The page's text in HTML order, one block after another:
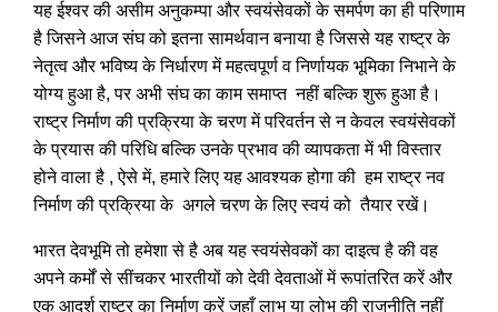
यह ईश्वर की असीम अनुकम्पा और स्वयंसेवकों के समर्पण का ही परिणाम
है जिसने आज संघ को इतना सामर्थवान बनाया है जिससे यह राष्ट्र के
नेतृत्व और भविष्य के निर्धारण में महत्वपूर्ण व निर्णायक भूमिका निभाने के
योग्य हुआ है, पर अभी संघ का काम समाप्त नहीं बल्कि शुरू हुआ है।
राष्ट्र निर्माण की प्रक्रिया के चरण में परिवर्तन से न केवल स्वयंसेवकों
के प्रयास की परिधि बल्कि उनके प्रभाव की व्यापकता में भी विस्तार
होने वाला है , ऐसे में, हमारे लिए यह आवश्यक होगा की हम राष्ट्र नव
निर्माण की प्रक्रिया के अगले चरण के लिए स्वयं को तैयार रखें।
भारत देवभूमि तो हमेशा से है अब यह स्वयंसेवकों का दाइत्व है की वह
अपने कर्मों से सींचकर भारतीयों को देवी देवताओं में रूपांतरित करें और
एक आदर्श राष्ट्र का निर्माण करें जहाँ लाभ या लोभ की राजनीति नहीं